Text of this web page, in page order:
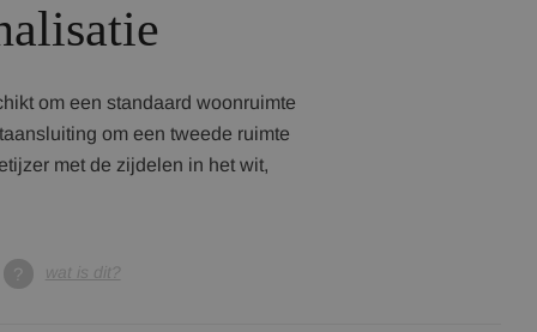
om een standaard woonruimte
om een tweede ruimte
met de zijdelen in het wit,
wat is dit?